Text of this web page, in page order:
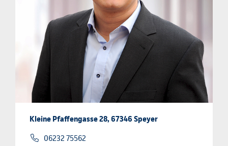
Kleine Pfaffengasse 28, 67346 Speyer
06232 75562